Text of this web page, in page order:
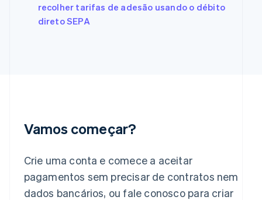
recolher tarifas de adesão usando o débito
direto SEPA
Vamos começar?
Crie uma conta e comece a aceitar
pagamentos sem precisar de contratos nem
dados bancários, ou fale conosco para criar
FrançaisEnglish
Gibraltar
English
Italiano English
日本語English
Letônia